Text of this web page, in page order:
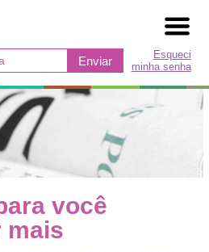
Enviar
Esqueci
minha senha
você
mais